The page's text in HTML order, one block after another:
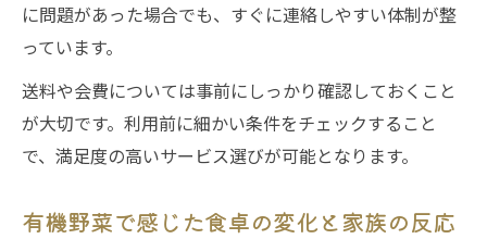
宅配利用者の声でわかる選ばれる理由
大阪府家庭が感じた宅配のメリットとは
有機野菜宅配の満足度が高いポイント公開
宅配サービス利用で得られる意外な利点
に問題があった場合でも、すぐに連絡しやすい体制が整
っています。
送料や会費については事前にしっかり確認しておくこと
が大切です。利用前に細かい条件をチェックすること
で、満足度の高いサービス選びが可能となります。
有機野菜で感じた食卓の変化と家族の反応